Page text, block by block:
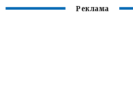
Реклама